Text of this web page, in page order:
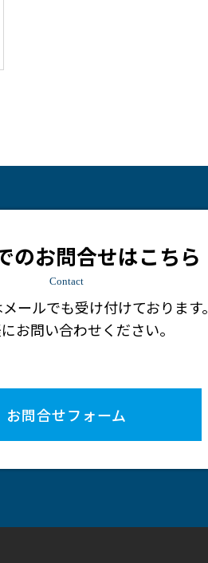
のお問合せはこちら
Contact
ールでも受け付けております。
お問い合わせください。
お問合せフォーム